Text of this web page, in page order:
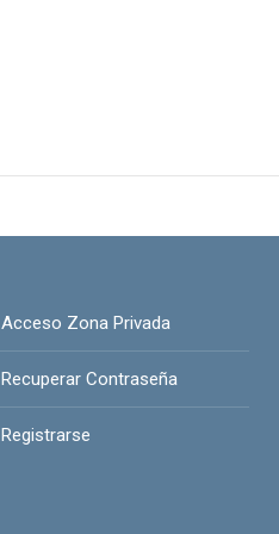
Acceso Zona Privada
Recuperar Contraseña
Registrarse